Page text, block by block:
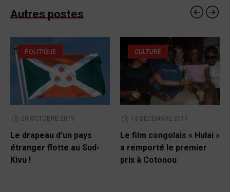
Autres postes
POLITIQUE
20 OCTOBRE 2019
Le drapeau d’un pays
étranger flotte au Sud-
Kivu !
CULTURE
13 DÉCEMBRE 2019
Le film congolais « Hulai »
a remporté le premier
prix à Cotonou